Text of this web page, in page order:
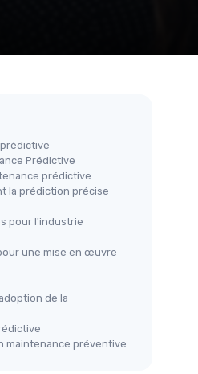
Prédictive
prédictive
la prédiction précise
pour l'industrie
une mise en œuvre
de la
maintenance préventive